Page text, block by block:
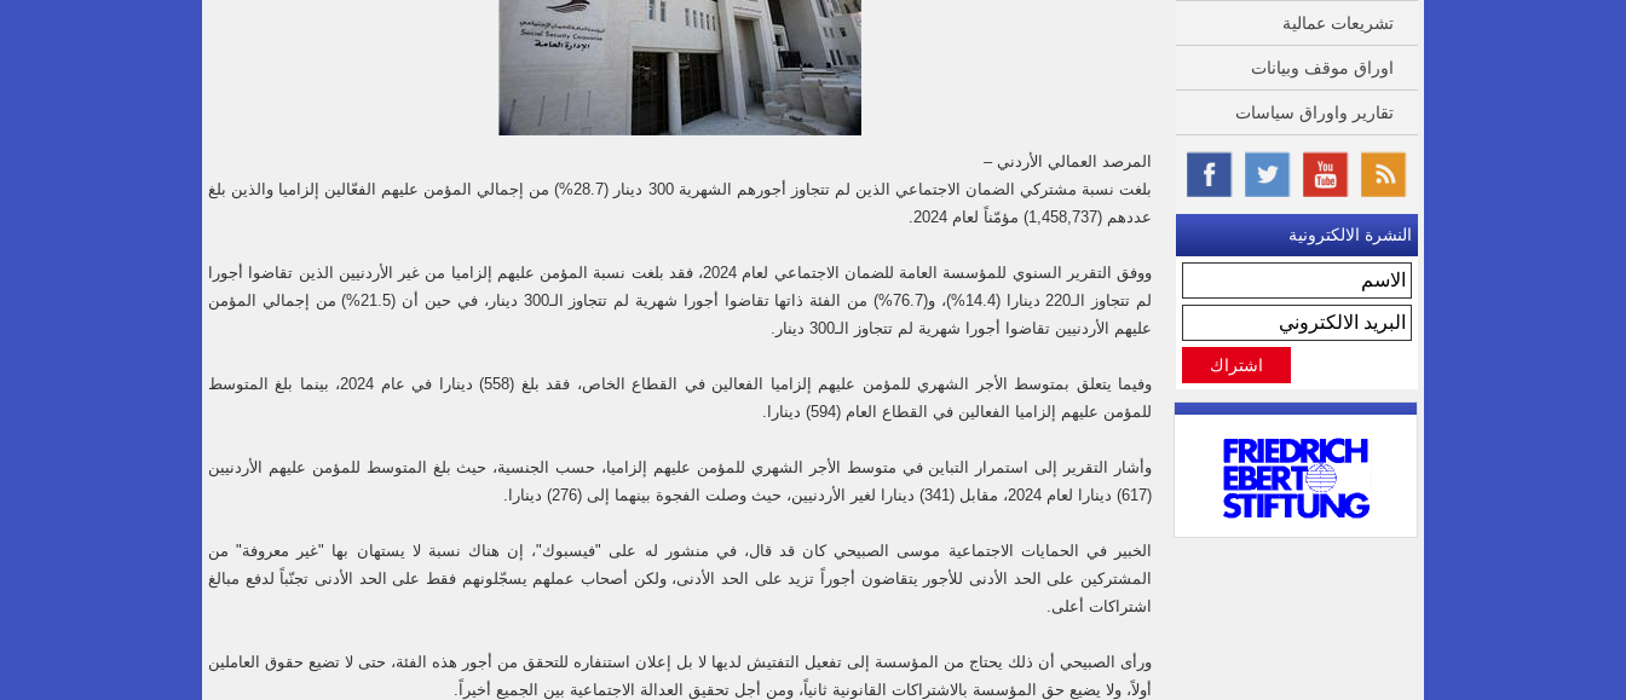
تشريعات عمالية
اوراق موقف وبيانات
تقارير واوراق سياسات
النشرة الالكترونية
المرصد العمالي الأردني –
بلغت نسبة مشتركي الضمان الاجتماعي الذين لم تتجاوز أجورهم الشهرية 300 دينار (28.7%) من إجمالي المؤمن عليهم الفعّالين إلزاميا والذين بلغ
عددهم (1,458,737) مؤمّناً لعام 2024.
ووفق التقرير السنوي للمؤسسة العامة للضمان الاجتماعي لعام 2024، فقد بلغت نسبة المؤمن عليهم إلزاميا من غير الأردنيين الذين تقاضوا أجورا
لم تتجاوز الـ220 دينارا (14.4%)، و(76.7%) من الفئة ذاتها تقاضوا أجورا شهرية لم تتجاوز الـ300 دينار، في حين أن (21.5%) من إجمالي المؤمن
عليهم الأردنيين تقاضوا أجورا شهرية لم تتجاوز الـ300 دينار.
وفيما يتعلق بمتوسط الأجر الشهري للمؤمن عليهم إلزاميا الفعالين في القطاع الخاص، فقد بلغ (558) دينارا في عام 2024، بينما بلغ المتوسط
للمؤمن عليهم إلزاميا الفعالين في القطاع العام (594) دينارا.
وأشار التقرير إلى استمرار التباين في متوسط الأجر الشهري للمؤمن عليهم إلزاميا، حسب الجنسية، حيث بلغ المتوسط للمؤمن عليهم الأردنيين
(617) دينارا لعام 2024، مقابل (341) دينارا لغير الأردنيين، حيث وصلت الفجوة بينهما إلى (276) دينارا.
الخبير في الحمايات الاجتماعية موسى الصبيحي كان قد قال، في منشور له على "فيسبوك"، إن هناك نسبة لا يستهان بها "غير معروفة" من
المشتركين على الحد الأدنى للأجور يتقاضون أجوراً تزيد على الحد الأدنى، ولكن أصحاب عملهم يسجّلونهم فقط على الحد الأدنى تجنّباً لدفع مبالغ
اشتراكات أعلى.
ورأى الصبيحي أن ذلك يحتاج من المؤسسة إلى تفعيل التفتيش لديها لا بل إعلان استنفاره للتحقق من أجور هذه الفئة، حتى لا تضيع حقوق العاملين
أولاً، ولا يضيع حق المؤسسة بالاشتراكات القانونية ثانياً، ومن أجل تحقيق العدالة الاجتماعية بين الجميع أخيراً.